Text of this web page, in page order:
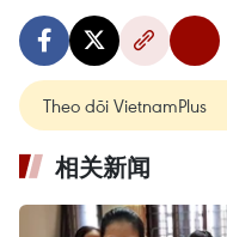
Theo dõi VietnamPlus
相关新闻